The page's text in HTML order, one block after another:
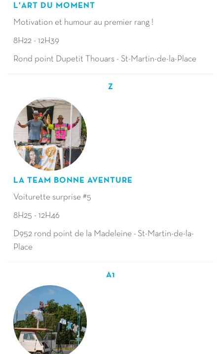
L'ART DU MOMENT
Motivation et humour au premier rang !
8H22 - 12H39
Rond point Dupetit Thouars - St-Martin-de-la-Place
Z
LA TEAM BONNE AVENTURE
Voiturette surprise #5
8H25 - 12H46
D952 rond point de la Madeleine - St-Martin-de-la-
Place
A1